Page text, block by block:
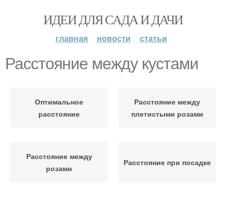
ИДЕИ ДЛЯ САДА И ДАЧИ
главная новости статьи
Расстояние между кустами
Оптимальное
расстояние
Расстояние между
плетистыми розами
Расстояние между
розами
Расстояние при посадке